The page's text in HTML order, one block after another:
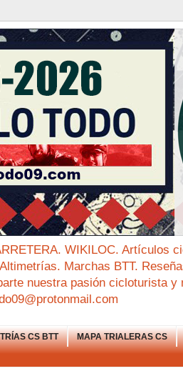
WIKILOC. Artículos
Marchas BTT.
nuestra pasión cicloturista
CS BTT MAPA TRIALERAS CS